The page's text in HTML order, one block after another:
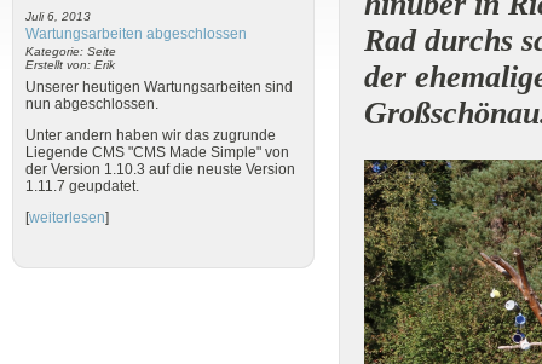
Juli 6, 2013
Wartungsarbeiten abgeschlossen
Kategorie: Seite
Erstellt von: Erik
Unserer heutigen Wartungsarbeiten sind
nun abgeschlossen.
Unter andern haben wir das zugrunde
Liegende CMS "CMS Made Simple" von
der Version 1.10.3 auf die neuste Version
1.11.7 geupdatet.
[weiterlesen]
Rad durchs
der